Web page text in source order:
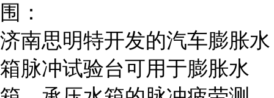
围：
济南思明特开发的汽车膨胀水
箱脉冲试验台可用于膨胀水